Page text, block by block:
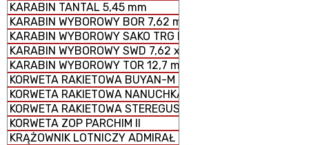
KARABIN TANTAL 5,45 mm
KARABIN WYBOROWY BOR 7,62 mm
KARABIN WYBOROWY SAKO TRG M 10
KARABIN WYBOROWY SWD 7,62 x 54 mm R
KARABIN WYBOROWY TOR 12,7 mm
KORWETA RAKIETOWA BUYAN-M
KORWETA RAKIETOWA NANUCHKA III
KORWETA RAKIETOWA STEREGUSCHIY
KORWETA ZOP PARCHIM II
KRĄŻOWNIK LOTNICZY ADMIRAŁ KUZNIECOW